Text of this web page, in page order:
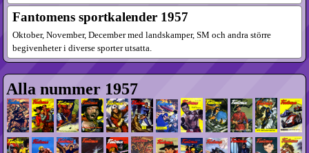
Fantomens sportkalender 1957
Oktober, November, December med landskamper, SM och andra större
begivenheter i diverse sporter utsatta.
Alla nummer 1957